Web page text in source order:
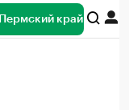
Пермский край